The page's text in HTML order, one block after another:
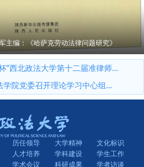
主编：《哈萨克劳动法律问题研究》
西北政法大学第十二届准律师大赛复赛举行
党委召开理论学习中心组（扩大）学习会
历任领导 大学精神
文化标识
人才培养 学科建设
学生工作
学术会议 科研成果 学者访谈